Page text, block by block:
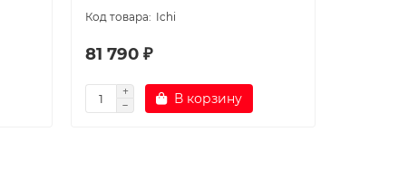
Ichi
81 790 ₽
В корзину